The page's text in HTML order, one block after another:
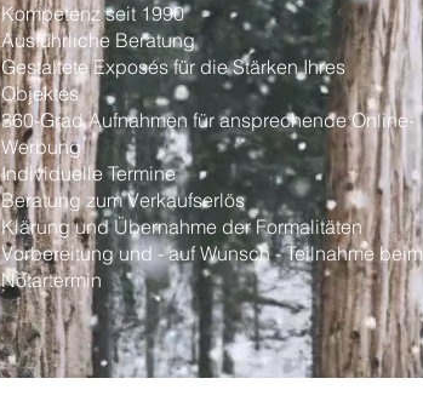
Kompetenz seit 1990
Ausführliche Beratung
Gestaltete Exposés für die Stärken Ihres
Objektes
360-Grad Aufnahmen für ansprechende Online-
Werbung
Individuelle Termine
Beratung zum Verkaufserlös
Klärung und Übernahme der Formalitäten
Vorbereitung und - auf Wunsch - Teilnahme beim
Notartermin